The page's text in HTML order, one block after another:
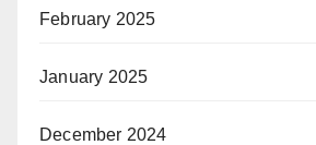
February 2025
January 2025
December 2024